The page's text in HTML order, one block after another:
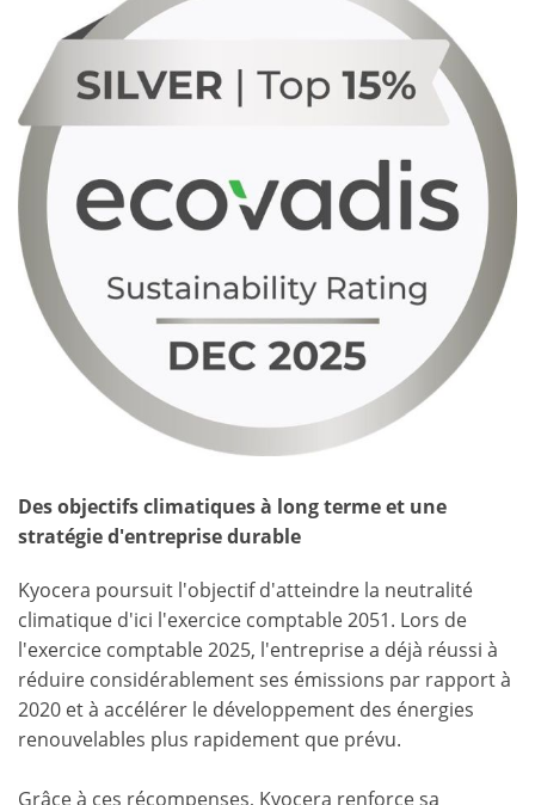
Des objectifs climatiques à long terme et une
stratégie d'entreprise durable
Kyocera poursuit l'objectif d'atteindre la neutralité
climatique d'ici l'exercice comptable 2051. Lors de
l'exercice comptable 2025, l'entreprise a déjà réussi à
réduire considérablement ses émissions par rapport à
2020 et à accélérer le développement des énergies
renouvelables plus rapidement que prévu.
Grâce à ces récompenses, Kyocera renforce sa